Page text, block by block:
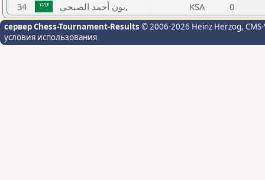
34
يون أحمد الصبحي, KSA 0
сервер Chess-Tournament-Results © 2006-2026 Heinz Herzog,
условия использования